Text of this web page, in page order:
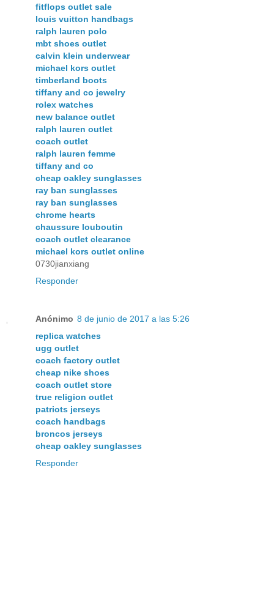
fitflops outlet sale
louis vuitton handbags
ralph lauren polo
mbt shoes outlet
calvin klein underwear
michael kors outlet
timberland boots
tiffany and co jewelry
rolex watches
new balance outlet
ralph lauren outlet
coach outlet
ralph lauren femme
tiffany and co
cheap oakley sunglasses
ray ban sunglasses
ray ban sunglasses
chrome hearts
chaussure louboutin
coach outlet clearance
michael kors outlet online
0730jianxiang
Responder
Anónimo 8 de junio de 2017 a las 5:26
replica watches
ugg outlet
coach factory outlet
cheap nike shoes
coach outlet store
true religion outlet
patriots jerseys
coach handbags
broncos jerseys
cheap oakley sunglasses
Responder